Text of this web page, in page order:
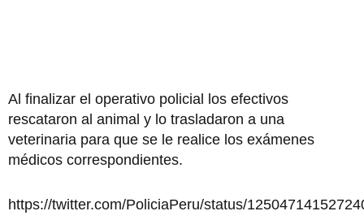
Al finalizar el operativo policial los efectivos
rescataron al animal y lo trasladaron a una
veterinaria para que se le realice los exámenes
médicos correspondientes.
https://twitter.com/PoliciaPeru/status/